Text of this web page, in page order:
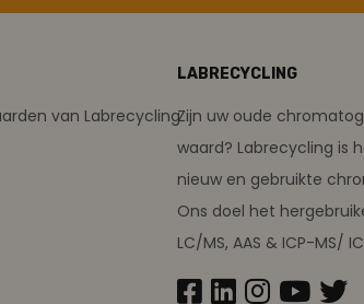
van Labrecycling
LABRECYCLING
Zijn uw oude
waard? Labrecycling is
nieuw en gebruikte
Ons doel het
LC/MS, AAS & ICP-MS/